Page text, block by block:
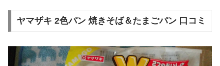
ヤマザキ 2色パン 焼きそば＆たまごパン 口コミ